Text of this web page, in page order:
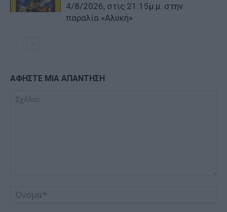
4/8/2026, στις 21:15μ.μ. στην
παραλία «Αλυκή»
ΑΦΗΣΤΕ ΜΙΑ ΑΠΑΝΤΗΣΗ